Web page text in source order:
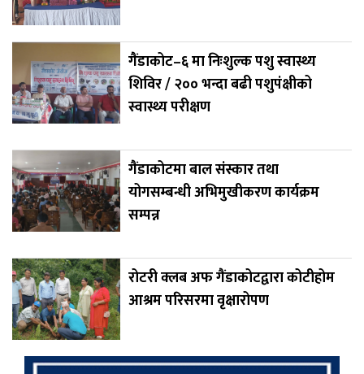
गैंडाकोट–६ मा निःशुल्क पशु स्वास्थ्य
शिविर / २०० भन्दा बढी पशुपंक्षीको
स्वास्थ्य परीक्षण
गैंडाकोटमा बाल संस्कार तथा
योगसम्बन्धी अभिमुखीकरण कार्यक्रम
सम्पन्न
रोटरी क्लब अफ गैंडाकोटद्वारा कोटीहोम
आश्रम परिसरमा वृक्षारोपण